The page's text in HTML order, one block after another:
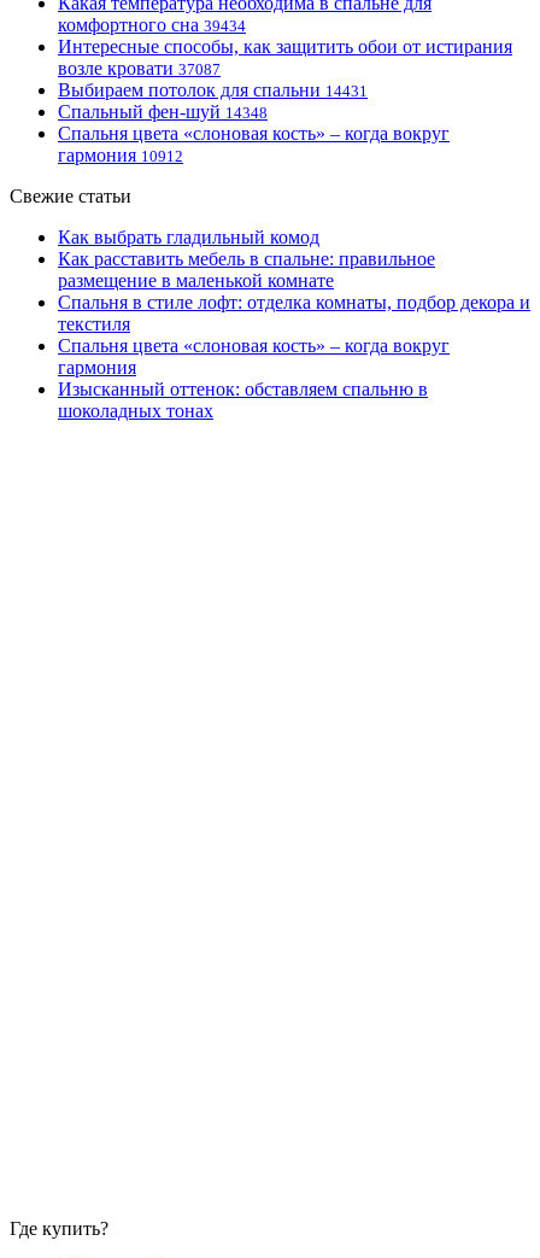
комфортного сна 39434
Интересные способы, как защитить обои от истирания
возле кровати 37087
Выбираем потолок для спальни 14431
Спальный фен-шуй 14348
Спальня цвета «слоновая кость» – когда вокруг
гармония 10912
Свежие статьи
Как выбрать гладильный комод
Как расставить мебель в спальне: правильное
размещение в маленькой комнате
Спальня в стиле лофт: отделка комнаты, подбор декора и
текстиля
Спальня цвета «слоновая кость» – когда вокруг
гармония
Изысканный оттенок: обставляем спальню в
шоколадных тонах
Где купить?